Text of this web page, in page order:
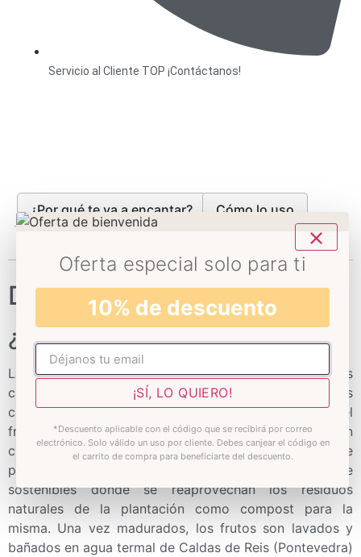
Servicio al Cliente TOP ¡Contáctanos!
¿Por qué te va a encantar? Cómo lo uso
Descripción
¿Qué es la luffa?
La luffa se obtiene de un fruto de la familia de las
cucurbitáceas, la misma a la que pertenecen las
calabazas y calabacines. Se cultiva y se deja secar el
fruto de manera que sólo queden sus fibras. Están
cultivadas sin ningún tipo de químico ni productos que
puedan dañar la tierra en plantaciones totalmente
sostenibles donde se reaprovechan los residuos
naturales de la plantación como compost para la
misma. Una vez madurados, los frutos son lavados y
bañados en agua termal de Caldas de Reis (Pontevedra)
Oferta especial solo para ti
10% de descuento
No rellenar
¡SÍ, LO QUIERO!
*Descuento aplicable con el código que se recibirá por correo
electrónico. Solo válido un uso por cliente. Debes canjear el código en
el carrito de compra para beneficiarte del descuento.